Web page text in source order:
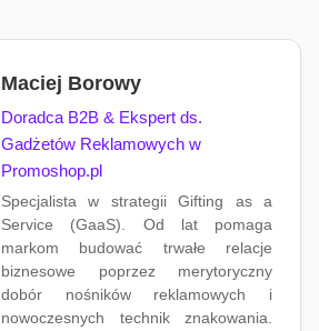
Maciej Borowy
Doradca B2B & Ekspert ds.
Gadżetów Reklamowych w
Promoshop.pl
Specjalista w strategii Gifting as a
Service (GaaS). Od lat pomaga
markom budować trwałe relacje
biznesowe poprzez merytoryczny
dobór nośników reklamowych i
nowoczesnych technik znakowania.